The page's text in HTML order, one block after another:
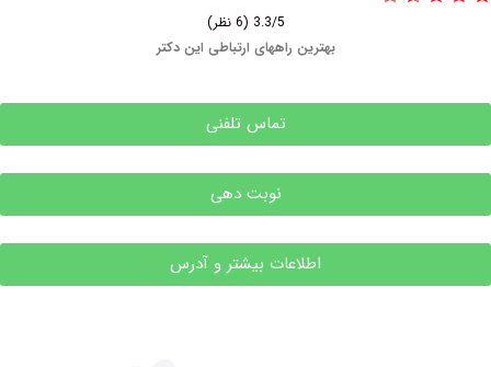
بهترین راههای ارتباطی این دکتر
تماس تلفنی
نوبت دهی
اطلاعات بیشتر و آدرس